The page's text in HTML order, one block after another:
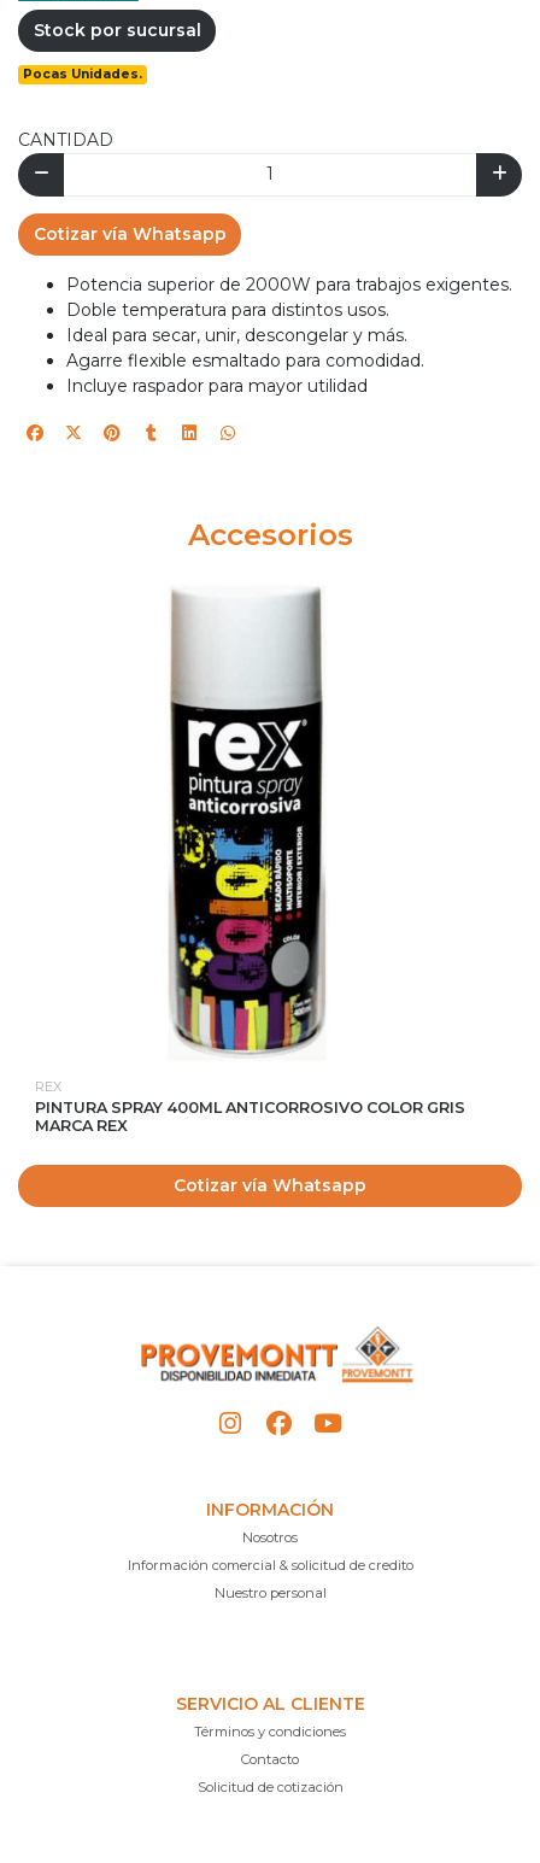
Stock por sucursal
Pocas Unidades.
CANTIDAD
Cotizar vía Whatsapp
Potencia superior de 2000W para trabajos exigentes.
Doble temperatura para distintos usos.
Ideal para secar, unir, descongelar y más.
Agarre flexible esmaltado para comodidad.
Incluye raspador para mayor utilidad
Accesorios
REX
PINTURA SPRAY 400ML ANTICORROSIVO COLOR GRIS
MARCA REX
Cotizar vía Whatsapp
INFORMACIÓN
Nosotros
Información comercial & solicitud de credito
Nuestro personal
SERVICIO AL CLIENTE
Términos y condiciones
Contacto
Solicitud de cotización